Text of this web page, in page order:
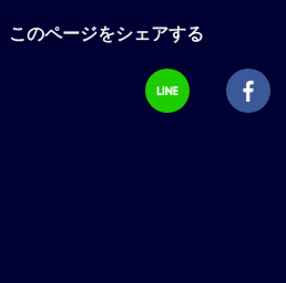
このページをシェアする